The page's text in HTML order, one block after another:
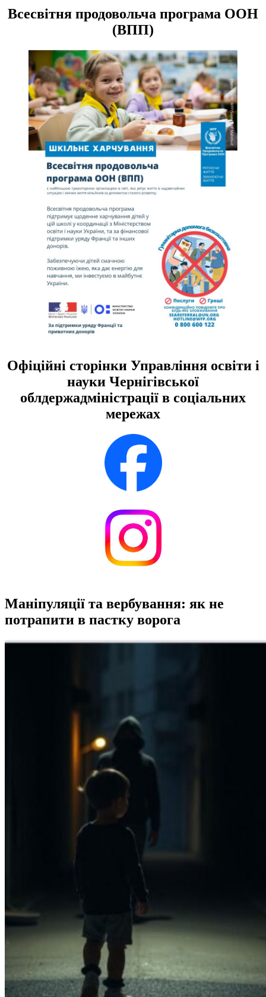
записів
Всесвітня продовольча програма ООН
(ВПП)
Офіційні сторінки Управління освіти і
науки Чернігівської
облдержадміністрації в соціальних
мережах
Маніпуляції та вербування: як не
потрапити в пастку ворога